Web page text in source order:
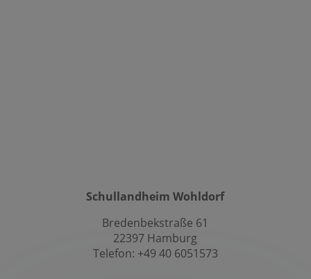
Schullandheim Wohldorf
Bredenbekstraße 61
22397 Hamburg
Telefon: +49 40 6051573